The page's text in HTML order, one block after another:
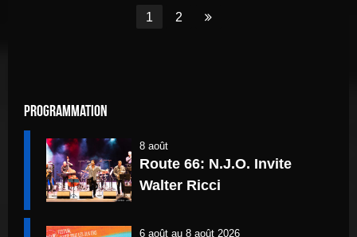
Aller
1
Aller
2
Aller
Programmation
8 août
Route 66: N.J.O. Invite
Walter Ricci
6 aoûtau 8 août 2026